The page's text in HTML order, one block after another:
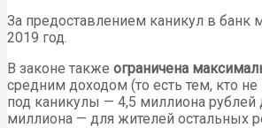
За предоставлением каникул в банк
2019 год.
В законе также ограничена
средним доходом (то есть тем, кто
под каникулы — 4,5 миллиона рублей
миллиона — для жителей остальных